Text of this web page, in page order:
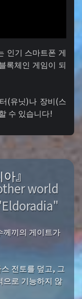
인기 스마트폰 게
록체인 게임이 되
(유닛)나 장비(스
수 있습니다!
』
world
께끼의 게이트가
전토를 덮고, 그
으로 기능하지 않